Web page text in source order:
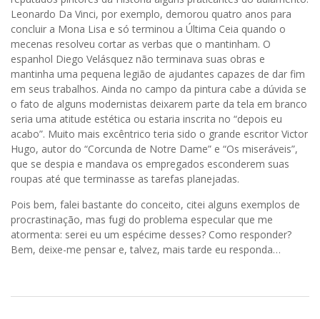
Leonardo Da Vinci, por exemplo, demorou quatro anos para
concluir a Mona Lisa e só terminou a Última Ceia quando o
mecenas resolveu cortar as verbas que o mantinham. O
espanhol Diego Velásquez não terminava suas obras e
mantinha uma pequena legião de ajudantes capazes de dar fim
em seus trabalhos. Ainda no campo da pintura cabe a dúvida se
o fato de alguns modernistas deixarem parte da tela em branco
seria uma atitude estética ou estaria inscrita no “depois eu
acabo”. Muito mais excêntrico teria sido o grande escritor Victor
Hugo, autor do “Corcunda de Notre Dame” e “Os miseráveis”,
que se despia e mandava os empregados esconderem suas
roupas até que terminasse as tarefas planejadas.
Pois bem, falei bastante do conceito, citei alguns exemplos de
procrastinação, mas fugi do problema especular que me
atormenta: serei eu um espécime desses? Como responder?
Bem, deixe-me pensar e, talvez, mais tarde eu responda…